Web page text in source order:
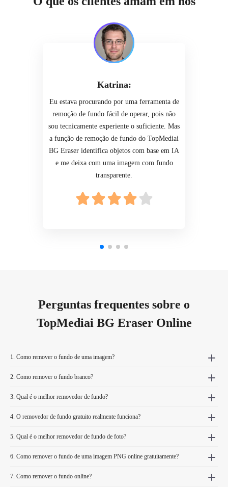
Katrina:
Eu estava procurando por uma ferramenta de
remoção de fundo fácil de operar, pois não
sou tecnicamente experiente o suficiente. Mas
a função de remoção de fundo do TopMediai
BG Eraser identifica objetos com base em IA
e me deixa com uma imagem com fundo
transparente.
Perguntas frequentes sobre o
TopMediai BG Eraser Online
1. Como remover o fundo de uma imagem?
2. Como remover o fundo branco?
3. Qual é o melhor removedor de fundo?
4. O removedor de fundo gratuito realmente funciona?
5. Qual é o melhor removedor de fundo de foto?
6. Como remover o fundo de uma imagem PNG online gratuitamente?
7. Como remover o fundo online?